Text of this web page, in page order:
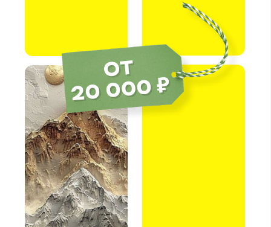
Такой красоты вы еще не
видели!
ИНТЕРЬЕРНАЯ
КАРТИНАЗА 15
МИНУТ